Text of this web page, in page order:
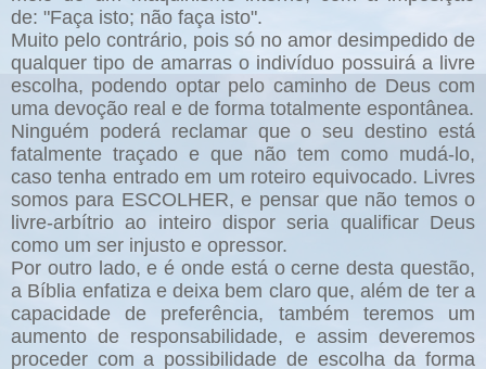
de: "Faça isto; não faça isto".
Muito pelo contrário, pois só no amor desimpedido de
qualquer tipo de amarras o indivíduo possuirá a livre
escolha, podendo optar pelo caminho de Deus com
uma devoção real e de forma totalmente espontânea.
Ninguém poderá reclamar que o seu destino está
fatalmente traçado e que não tem como mudá-lo,
caso tenha entrado em um roteiro equivocado. Livres
somos para ESCOLHER, e pensar que não temos o
livre-arbítrio ao inteiro dispor seria qualificar Deus
como um ser injusto e opressor.
Por outro lado, e é onde está o cerne desta questão,
a Bíblia enfatiza e deixa bem claro que, além de ter a
capacidade de preferência, também teremos um
aumento de responsabilidade, e assim deveremos
proceder com a possibilidade de escolha da forma